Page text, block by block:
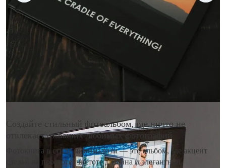
Создайте стильный фотоальбом, где ничто не
отвлекает от ваших любимых фотографий
Фотокнига в стиле минимализм — это альбом, где акцент
сделан на простоте, чистоте дизайна и элегантной